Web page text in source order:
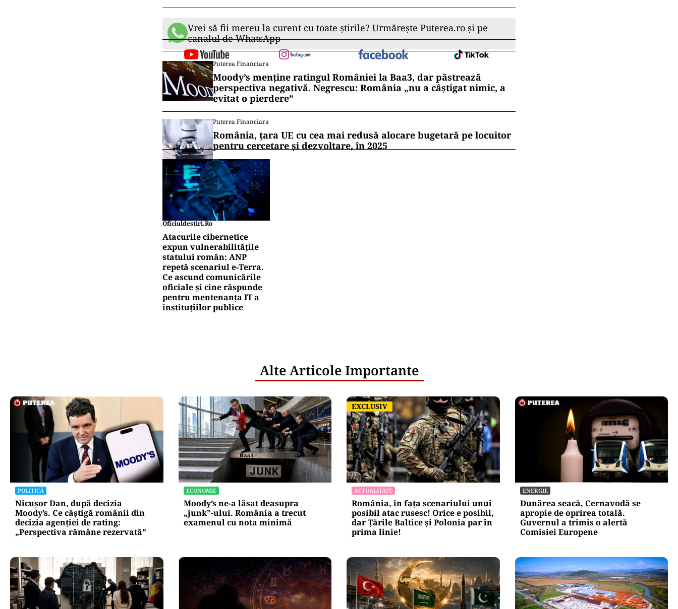
Vrei să fii mereu la curent cu toate știrile? Urmărește Puterea.ro și pe
canalul de WhatsApp
Puterea Financiara
Moody’s menține ratingul României la Baa3, dar păstrează
perspectiva negativă. Negrescu: România „nu a câștigat nimic, a
evitat o pierdere”
Puterea Financiara
România, țara UE cu cea mai redusă alocare bugetară pe locuitor
pentru cercetare și dezvoltare, în 2025
Oficiuldestiri.ro
Atacurile cibernetice
expun vulnerabilitățile
statului român: ANP
repetă scenariul e‑Terra.
Ce ascund comunicările
oficiale și cine răspunde
pentru mentenanța IT a
instituțiilor publice
Alte Articole Importante
POLITICĂ
Nicușor Dan, după decizia
Moody’s. Ce câștigă românii din
decizia agenției de rating:
„Perspectiva rămâne rezervată”
ECONOMIE
Moody’s ne-a lăsat deasupra
„junk”-ului. România a trecut
examenul cu nota minimă
EXCLUSIV
EXCLUSIV
ACTUALITATE
România, în fața scenariului unui
posibil atac rusesc! Orice e posibil,
dar Țările Baltice și Polonia par în
prima linie!
ENERGIE
Dunărea seacă, Cernavodă se
apropie de oprirea totală.
Guvernul a trimis o alertă
Comisiei Europene